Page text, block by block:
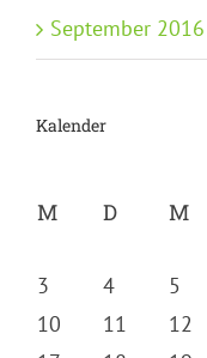
September 2016
Kalender
M D M
3
4 5
10
11 12